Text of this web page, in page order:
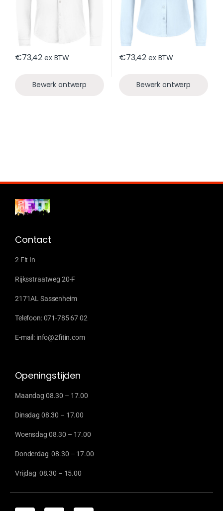
€73,42 ex BTW
Bewerk ontwerp
€73,42 ex BTW
Bewerk ontwerp
Contact
2 Fit In
Rijksstraatweg 20-F
2171AL Sassenheim
Telefoon: 071-785 67 02
E-mail: info@2fitin.com
Openingstijden
Maandag 08.30 – 17.00
Dinsdag 08.30 – 17.00
Woensdag 08.30 – 17.00
Donderdag 08.30 – 17.00
Vrijdag 08.30 – 15.00